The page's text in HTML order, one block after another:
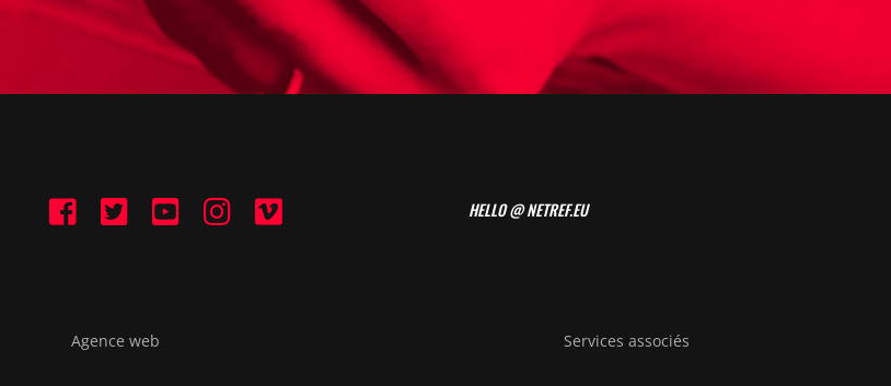
HELLO @ NETREF.EU
Agence web Services associés